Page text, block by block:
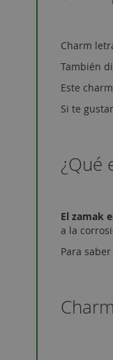
Charm
También
Este
Si te
¿Qué
El zamak
a la
Para